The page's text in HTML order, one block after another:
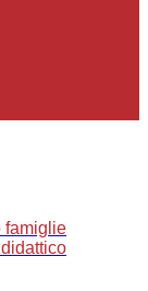
famiglie